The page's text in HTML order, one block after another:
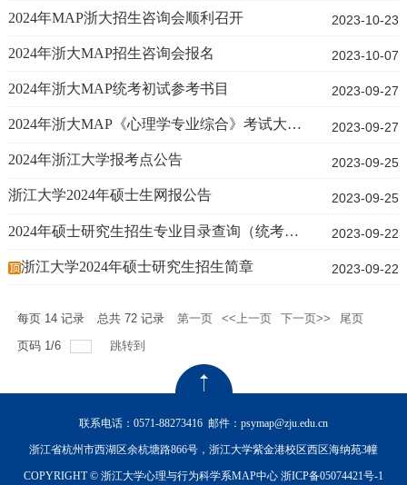
2024年MAP浙大招生咨询会顺利召开 2023-10-23
2024年浙大MAP招生咨询会报名 2023-10-07
2024年浙大MAP统考初试参考书目 2023-09-27
2024年浙大MAP《心理学专业综合》考试大纲汇总 2023-09-27
2024年浙江大学报考点公告 2023-09-25
浙江大学2024年硕士生网报公告 2023-09-25
2024年硕士研究生招生专业目录查询（统考生） 2023-09-22
浙江大学2024年硕士研究生招生简章 2023-09-22
每页 14记录 总共 72记录 第一页 <<上一页 下一页>>
尾页
页码 1/6 跳转到
联系电话：0571-88273416 邮件：psymap@zju.edu.cn
浙江省杭州市西湖区余杭塘路866号，浙江大学紫金港校区西区海纳苑3幢
COPYRIGHT © 浙江大学心理与行为科学系MAP中心 浙ICP备05074421号-1